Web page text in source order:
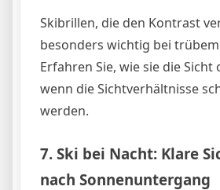
Skibrillen, die den Kontrast
besonders wichtig bei trübem
Erfahren Sie, wie sie die
wenn die Sichtverhältnisse
werden.
7. Ski bei Nacht: Klare
nach Sonnenuntergang